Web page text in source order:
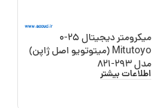
میکرومتر دیجیتال 25-0
Mitutoyo (میتوتویو اصل ژاپن)
مدل 293-821
اطلاعات بیشتر